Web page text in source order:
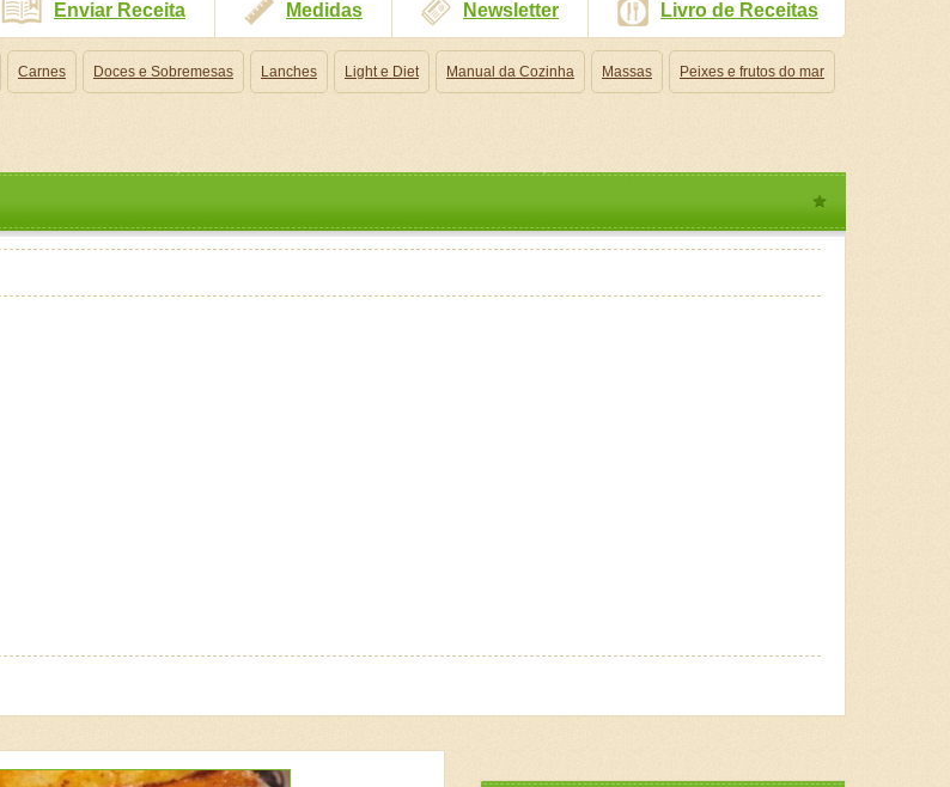
Enviar Receita Medidas Newsletter Livro de Receitas
Carnes Doces e Sobremesas Lanches Light e Diet Manual da Cozinha Massas Peixes e frutos do mar